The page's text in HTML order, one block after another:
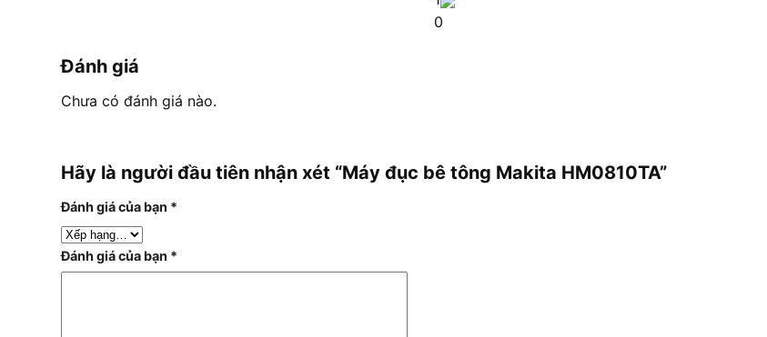
0
Đánh giá
Chưa có đánh giá nào.
Hãy là người đầu tiên nhận xét “Máy đục bê tông Makita HM0810TA”
Đánh giá của bạn *
Đánh giá của bạn *